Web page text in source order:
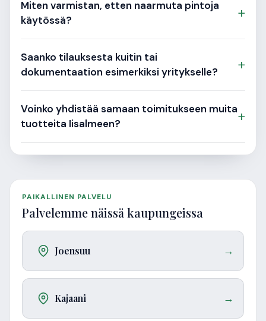
Miten varmistan, etten naarmuta pintoja
käytössä?
+
Saanko tilauksesta kuitin tai
dokumentaation esimerkiksi yritykselle?
+
Voinko yhdistää samaan toimitukseen muita
tuotteita Iisalmeen?
+
PAIKALLINEN PALVELU
Palvelemme näissä kaupungeissa
Joensuu →
Kajaani →